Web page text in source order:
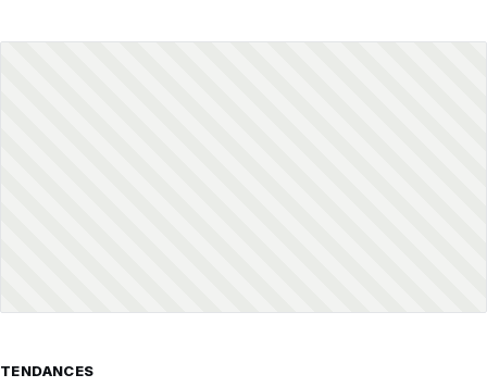
TENDANCES